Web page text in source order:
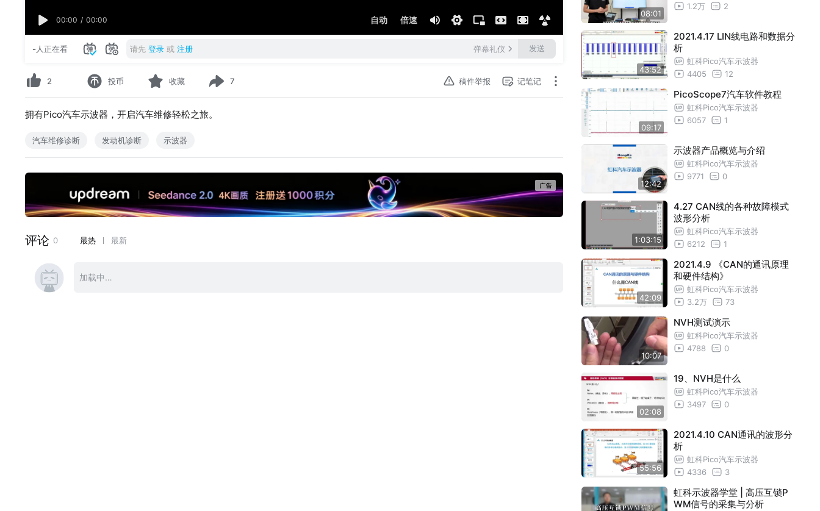
00:00 / 00:00 自动 倍速
-人正在看 请先 登录 或 注册 弹幕礼仪 发送
2 投币 收藏 7 稿件举报 记笔记
拥有Pico汽车示波器，开启汽车维修轻松之旅。
汽车维修诊断 发动机诊断 示波器
08:01
1.2万
2
43:52
2021.4.17 LIN线电路和数据分
析
虹科Pico汽车示波器
4405
12
09:17
PicoScope7汽车软件教程
虹科Pico汽车示波器
6057
1
12:42
示波器产品概览与介绍
虹科Pico汽车示波器
9771
0
1:03:15
4.27 CAN线的各种故障模式
波形分析
虹科Pico汽车示波器
6212
1
42:09
2021.4.9 《CAN的通讯原理
和硬件结构》
虹科Pico汽车示波器
3.2万
73
10:07
NVH测试演示
虹科Pico汽车示波器
4788
0
02:08
19、NVH是什么
虹科Pico汽车示波器
3497
0
55:56
2021.4.10 CAN通讯的波形分
析
虹科Pico汽车示波器
4336
3
虹科示波器学堂 | 高压互锁P
WM信号的采集与分析